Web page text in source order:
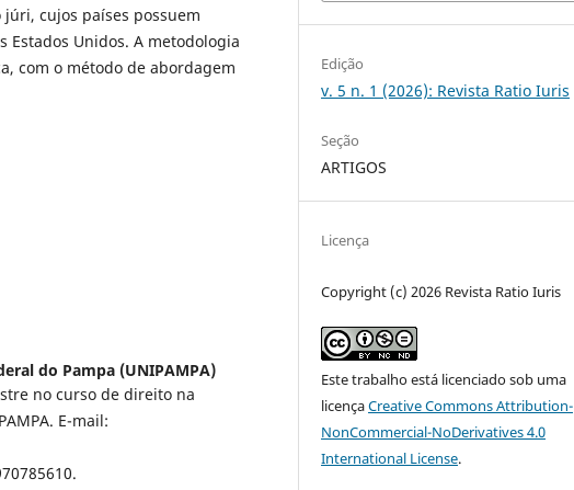
cujos países possuem
Estados Unidos. A metodologia
com o método de abordagem
do Pampa (UNIPAMPA)
no curso de direito na
E-mail:
Edição
v. 5 n. 1 (2026): Revista Ratio Iuris
Seção
ARTIGOS
Licença
Copyright (c) 2026 Revista Ratio Iuris
Este trabalho está licenciado sob uma
licençaCreative Commons Attribution-
NonCommercial-NoDerivatives 4.0
International License.